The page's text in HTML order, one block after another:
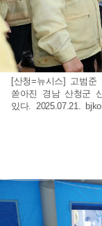
[산청=뉴시스] 고범
쏟아진 경남 산청군
있다. 2025.07.21.